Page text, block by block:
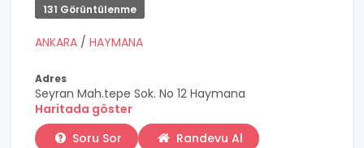
131 Görüntülenme
ANKARA / HAYMANA
Adres
Seyran Mah.tepe Sok. No 12 Haymana
Haritada göster
Soru Sor
Randevu Al